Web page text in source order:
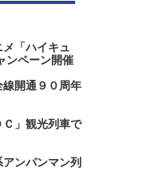
「ハイキュ
ンペーン開催
開通９０周年
」観光列車で
ンパンマン列